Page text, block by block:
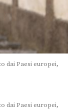
dai Paesi europei,
dai Paesi europei,